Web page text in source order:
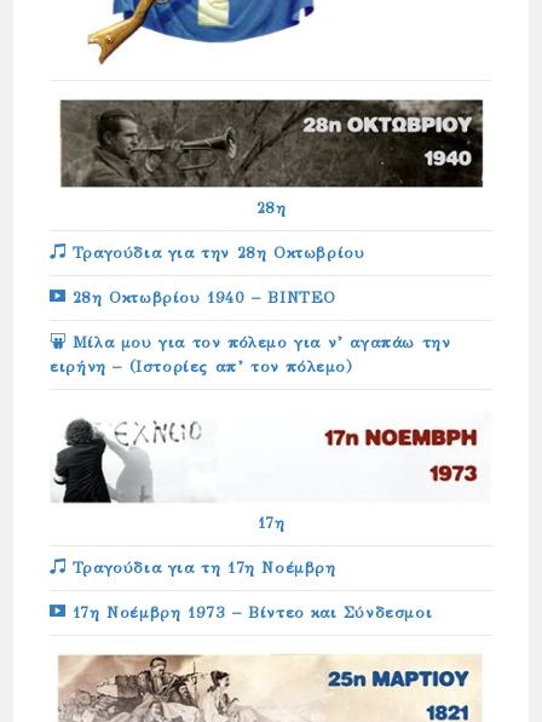
28η
Τραγούδια για την 28η Οκτωβρίου
28η Οκτωβρίου 1940 – ΒΙΝΤΕΟ
Μίλα μου για τον πόλεμο για ν’ αγαπάω την
ειρήνη – (Ιστορίες απ’ τον πόλεμο)
17η
Τραγούδια για τη 17η Νοέμβρη
17η Νοέμβρη 1973 – Βίντεο και Σύνδεσμοι